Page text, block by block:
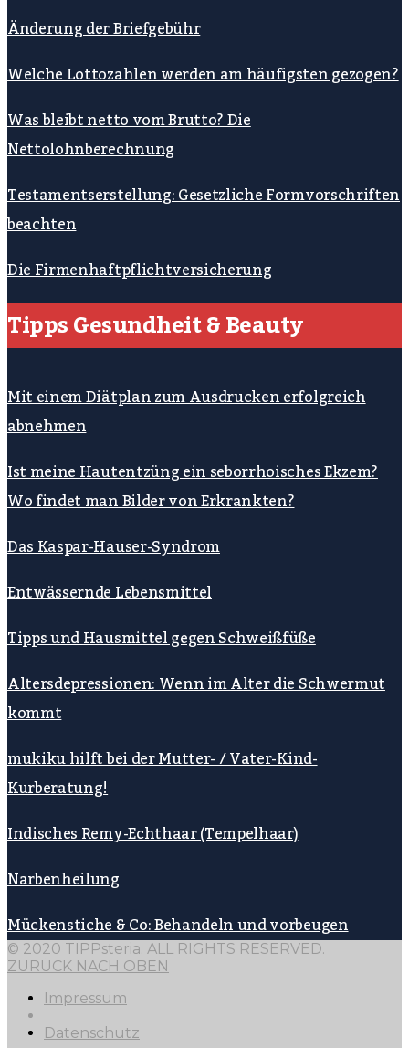
Änderung der Briefgebühr
Welche Lottozahlen werden am häufigsten gezogen?
Was bleibt netto vom Brutto? Die
Nettolohnberechnung
Testamentserstellung: Gesetzliche Formvorschriften
beachten
Die Firmenhaftpflichtversicherung
Tipps Gesundheit & Beauty
Mit einem Diätplan zum Ausdrucken erfolgreich
abnehmen
Ist meine Hautentzüng ein seborrhoisches Ekzem?
Wo findet man Bilder von Erkrankten?
Das Kaspar-Hauser-Syndrom
Entwässernde Lebensmittel
Tipps und Hausmittel gegen Schweißfüße
Altersdepressionen: Wenn im Alter die Schwermut
kommt
mukiku hilft bei der Mutter- / Vater-Kind-
Kurberatung!
Indisches Remy-Echthaar (Tempelhaar)
Narbenheilung
Mückenstiche & Co: Behandeln und vorbeugen
© 2020 TIPPsteria. ALL RIGHTS RESERVED.
ZURÜCK NACH OBEN
Impressum
Datenschutz